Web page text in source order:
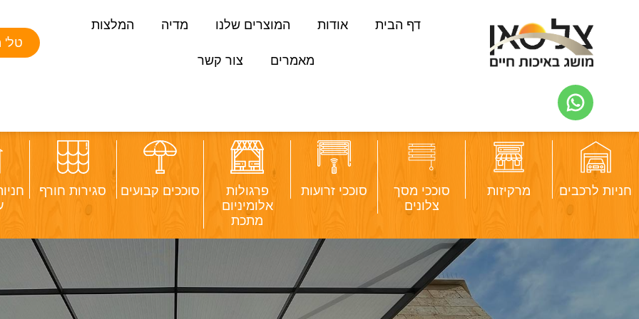
דף הבית אודות המוצרים שלנו מדיה המלצות
מאמרים צור קשר
טל'
חניות לרכבים מרקיזות
סוככי מסך
צלונים
סוככי זרועות
פרגולות
אלומיניום
מתכת
סוככים קבועים סגירות חורף